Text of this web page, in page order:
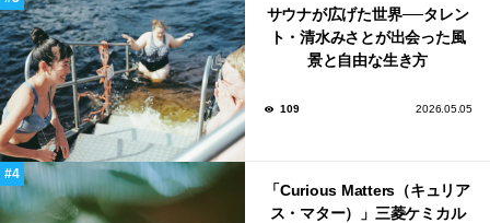
サウナが広げた世界──タレン
ト・清水みさとが出会った風
景と自由な生き方
109 2026.05.05
「Curious Matters（キュリア
ス・マター）」三菱ケミカル